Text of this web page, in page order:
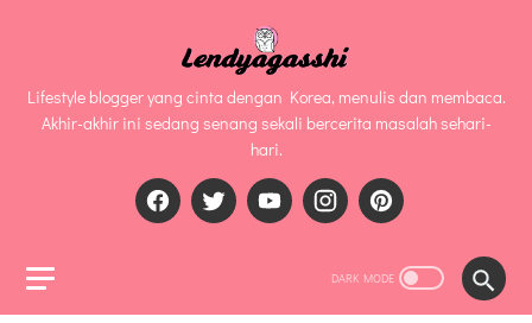
Lifestyle blogger yang cinta dengan Korea, menulis dan membaca.
Akhir-akhir ini sedang senang sekali bercerita masalah sehari-
hari.